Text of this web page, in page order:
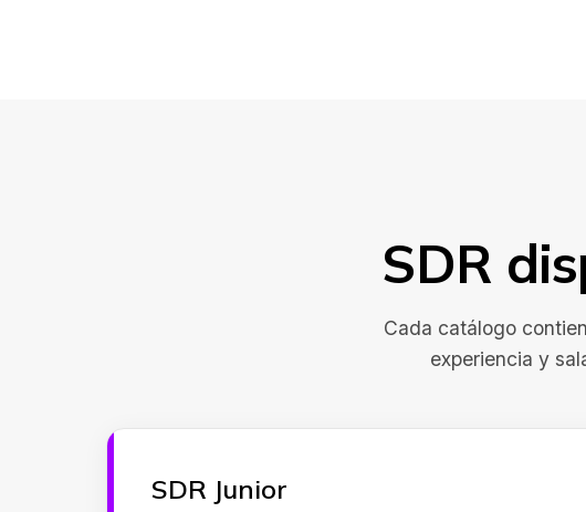
SDR
Cada catálogo
experiencia y
SDR Junior